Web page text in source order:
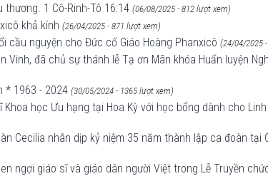
1 Cô-Rinh-Tô 16:14 (06/08/2025 - 812 lượt xem)
khả kính (26/04/2025 - 871 lượt xem)
cầu nguyện cho Đức cố Giáo Hoàng Phanxicô (24/04/2025
Vinh, đã chủ sự thánh lễ Tạ ơn Mãn khóa Huấn luyện
* 1963 - 2024 (30/05/2024 - 1365 lượt xem)
học Ưu hạng tại Hoa Kỳ với học bổng dành cho
Cecilia nhân dịp kỷ niệm 35 năm thành lập ca đoàn tại
ngợi giáo sĩ và giáo dân người Việt trong Lễ Truyền